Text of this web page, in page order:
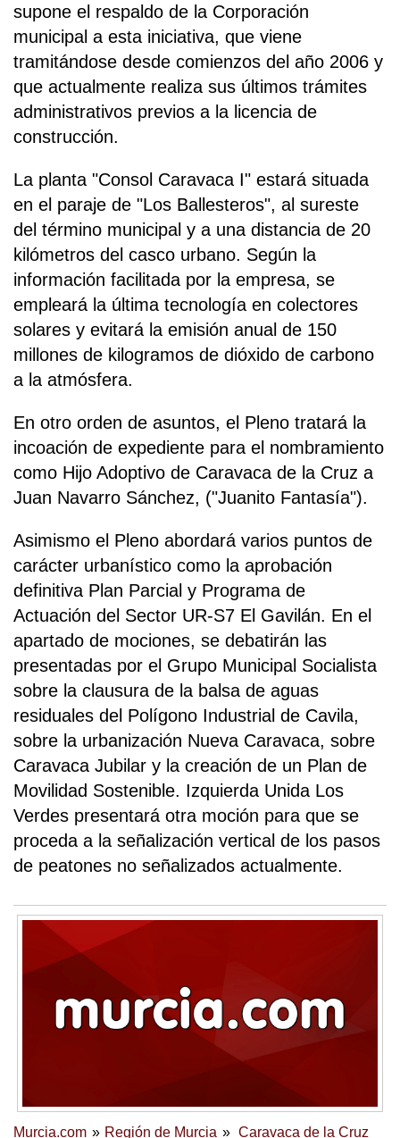
supone el respaldo de la Corporación
municipal a esta iniciativa, que viene
tramitándose desde comienzos del año 2006 y
que actualmente realiza sus últimos trámites
administrativos previos a la licencia de
construcción.
La planta "Consol Caravaca I" estará situada
en el paraje de "Los Ballesteros", al sureste
del término municipal y a una distancia de 20
kilómetros del casco urbano. Según la
información facilitada por la empresa, se
empleará la última tecnología en colectores
solares y evitará la emisión anual de 150
millones de kilogramos de dióxido de carbono
a la atmósfera.
En otro orden de asuntos, el Pleno tratará la
incoación de expediente para el nombramiento
como Hijo Adoptivo de Caravaca de la Cruz a
Juan Navarro Sánchez, ("Juanito Fantasía").
Asimismo el Pleno abordará varios puntos de
carácter urbanístico como la aprobación
definitiva Plan Parcial y Programa de
Actuación del Sector UR-S7 El Gavilán. En el
apartado de mociones, se debatirán las
presentadas por el Grupo Municipal Socialista
sobre la clausura de la balsa de aguas
residuales del Polígono Industrial de Cavila,
sobre la urbanización Nueva Caravaca, sobre
Caravaca Jubilar y la creación de un Plan de
Movilidad Sostenible. Izquierda Unida Los
Verdes presentará otra moción para que se
proceda a la señalización vertical de los pasos
de peatones no señalizados actualmente.
Murcia.com Región de Murcia Caravaca de la Cruz